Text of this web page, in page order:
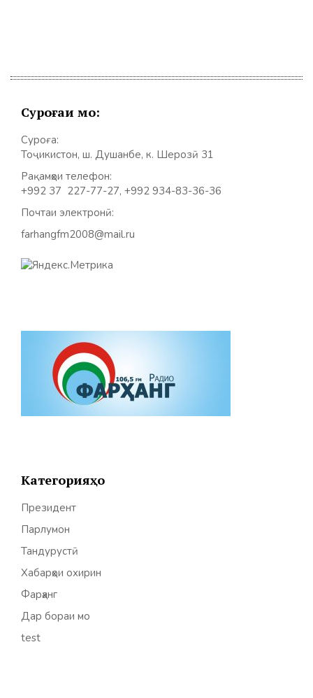
Суроғаи мо:
Суроға:
Тоҷикистон, ш. Душанбе, к. Шерозӣ 31
Рақамҳои телефон:
+992 37 227-77-27, +992 934-83-36-36
Почтаи электронӣ:
farhangfm2008@mail.ru
Категорияҳо
Президент
Парлумон
Тандурустӣ
Хабарҳои охирин
Фарҳанг
Дар бораи мо
test